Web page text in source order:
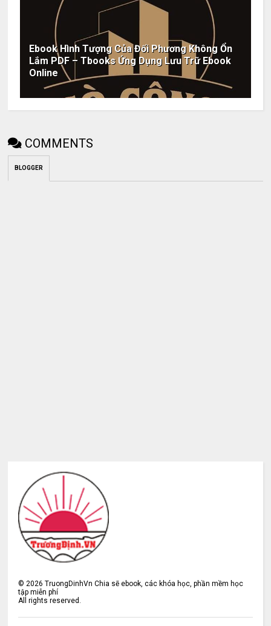
Ebook Hình Tượng Của Đối Phương Không Ổn
Lắm PDF – Tbooks Ứng Dụng Lưu Trữ Ebook
Online
COMMENTS
BLOGGER
©2026 TruongDinhVn Chia sẽ ebook, các khóa học, phần mềm học
tập miễn phí
All rights reserved.